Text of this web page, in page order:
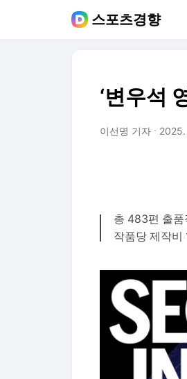
스포츠경향
‘변우석
이선명 기자
총 483편 출품
작품당 제작비